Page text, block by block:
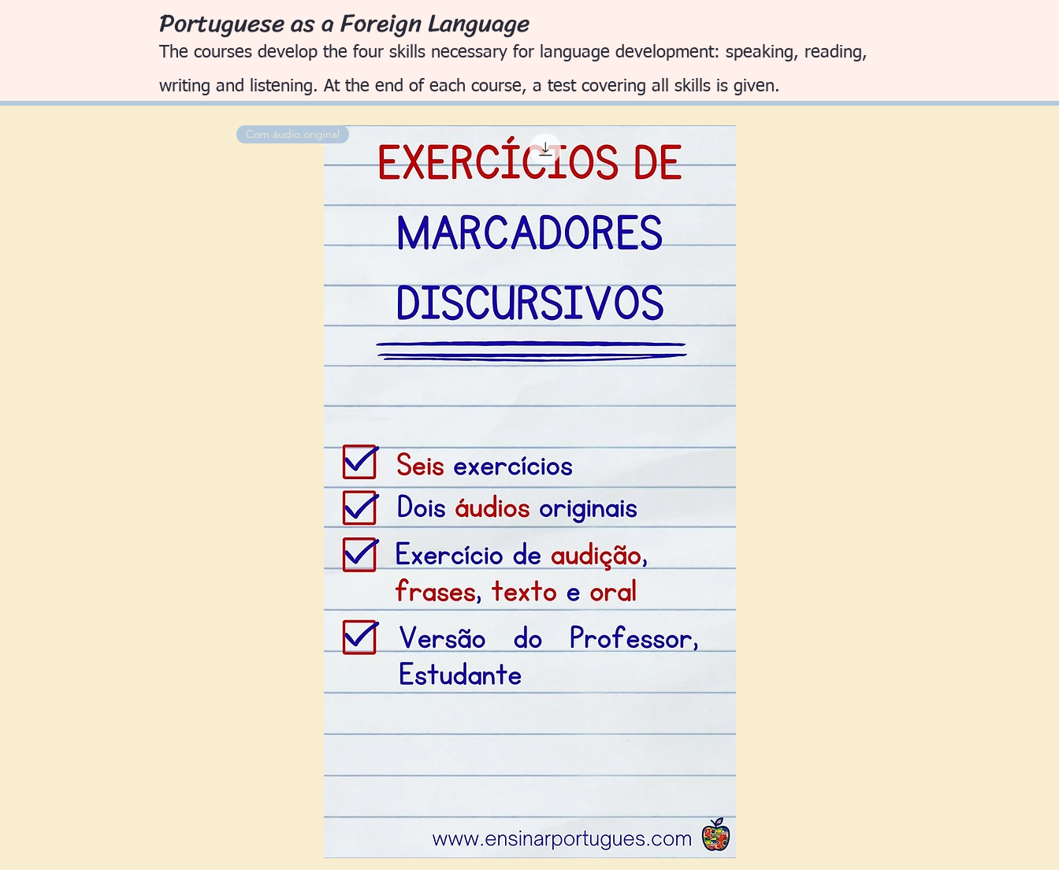
Portuguese as a Foreign Language
The courses develop the four skills necessary for language development: speaking, reading,
writing and listening. At the end of each course, a test covering all skills is given.
Com áudio original